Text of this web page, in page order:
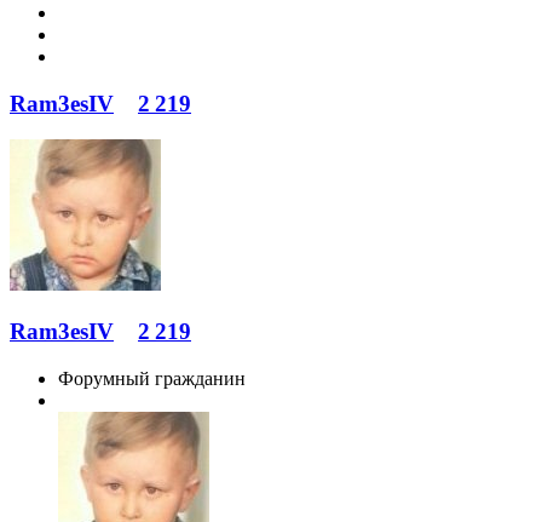
Ram3esIV 2 219
Ram3esIV 2 219
Форумный гражданин